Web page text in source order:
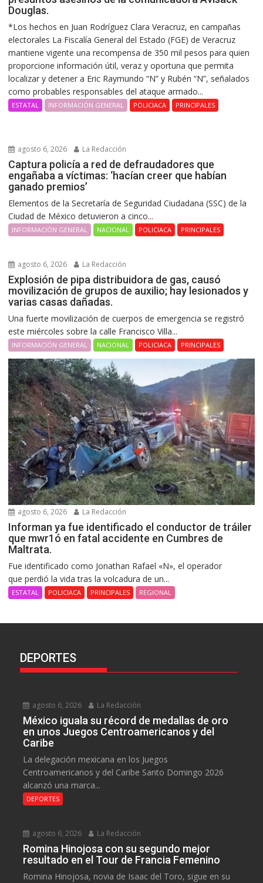
Douglas.
*Los hechos en Juan Rodríguez Clara Veracruz, en campañas
electorales La Fiscalía General del Estado (FGE) de Veracruz
mantiene vigente una recompensa de 350 mil pesos para quien
proporcione información útil, veraz y oportuna que permita
localizar y detener a Eric Raymundo “N” y Rubén “N”, señalados
como probables responsables del ataque armado...
ESTATAL INFORMACIÓN GENERAL POLICIACA PRINCIPALES
agosto 6, 2026 La Redacción
Captura policía a red de defraudadores que
engañaba a víctimas: ‘hacían creer que habían
ganado premios’
Elementos de la Secretaría de Seguridad Ciudadana (SSC) de la
Ciudad de México detuvieron a cinco...
INFORMACIÓN GENERAL NACIONAL POLICIACA PRINCIPALES
agosto 6, 2026 La Redacción
Explosión de pipa distribuidora de gas, causó
movilización de grupos de auxilio; hay lesionados y
varias casas dañadas.
Una fuerte movilización de cuerpos de emergencia se registró
este miércoles sobre la calle Francisco Villa...
INFORMACIÓN GENERAL NACIONAL POLICIACA PRINCIPALES
agosto 6, 2026 La Redacción
Informan ya fue identificado el conductor de tráiler
que mwr1ó en fatal accidente en Cumbres de
Maltrata.
Fue identificado como Jonathan Rafael «N», el operador
que perdió la vida tras la volcadura de un...
ESTATAL POLICIACA PRINCIPALES REGIONAL
DEPORTES
agosto 6, 2026 La Redacción
México iguala su récord de medallas de oro
en unos Juegos Centroamericanos y del
Caribe
La delegación mexicana en los Juegos
Centroamericanos y del Caribe Santo Domingo 2026
alcanzó una marca...
DEPORTES
agosto 6, 2026 La Redacción
Romina Hinojosa con su segundo mejor
resultado en el Tour de Francia Femenino
Romina Hinojosa, novia de Isaac del Toro, sigue en su